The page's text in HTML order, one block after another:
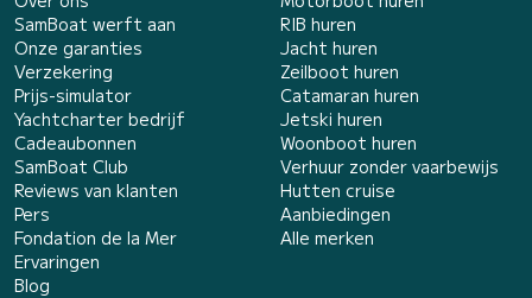
SamBoat werft aan
Onze garanties
Verzekering
Prijs-simulator
Yachtcharter bedrijf
Cadeaubonnen
SamBoat Club
Reviews van klanten
Pers
Fondation de la Mer
Ervaringen
Blog
RIB huren
Jacht huren
Zeilboot huren
Catamaran huren
Jetski huren
Woonboot huren
Verhuur zonder vaarbewijs
Hutten cruise
Aanbiedingen
Alle merken